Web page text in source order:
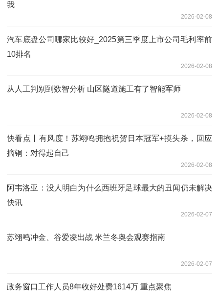
我
2026-02-08
汽车底盘公司哪家比较好_2025第三季度上市公司毛利率前
10排名
2026-02-08
从人工判别到数智分析 山区隧道施工有了智能军师
2026-02-08
快看点丨有风度！苏翊鸣拥抱祝贺日本冠军+摸头杀，回应
摘铜：对得起自己
2026-02-08
阿韦洛亚：没人明白为什么西班牙足球最大的丑闻仍未解决
快讯
2026-02-07
苏翊鸣冲金、谷爱凌出战 米兰冬奥会观赛指南
2026-02-07
政务窗口工作人员8年收好处费1614万 重点聚焦